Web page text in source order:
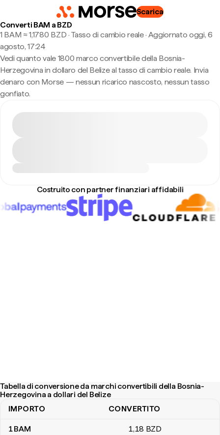
Scarica
Converti BAM a BZD
1 BAM ≈ 1,1780 BZD · Tasso di cambio reale· Aggiornato oggi, 6
agosto, 17:24
Vedi quanto vale 1800 marco convertibile della Bosnia-
Herzegovina in dollaro del Belize al tasso di cambio reale. Invia
denaro con Morse — nessun ricarico nascosto, nessun tasso
gonfiato.
Costruito con partner finanziari affidabili
Tabella di conversione da marchi convertibili della Bosnia-
Herzegovina a dollari del Belize
Tabella di conversione da marchi convertibili della Bosnia-
IMPORTO CONVERTITO
1BAM 1,18 BZD